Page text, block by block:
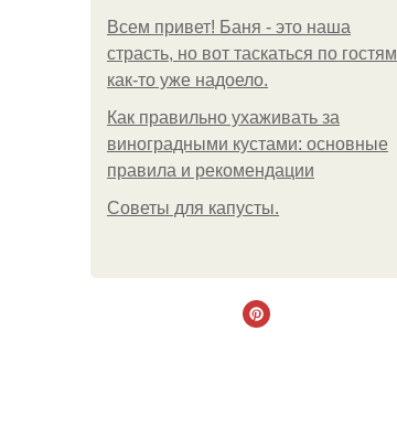
Всем привет! Баня - это наша
страсть, но вот таскаться по гостям
как-то уже надоело.
Как правильно ухаживать за
виноградными кустами: основные
правила и рекомендации
Советы для капусты.